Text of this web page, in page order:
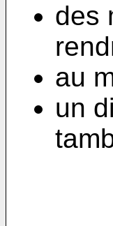
des
au
un